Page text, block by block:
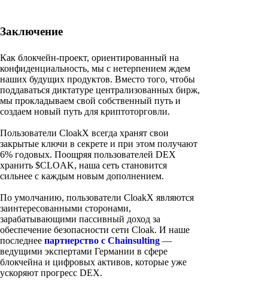
Заключение
Как блокчейн-проект, ориентированный на
конфиденциальность, мы с нетерпением ждем
наших будущих продуктов. Вместо того, чтобы
поддаваться диктатуре централизованных бирж,
мы прокладываем свой собственный путь и
создаем новый путь для криптоторговли.
Пользователи CloakX всегда хранят свои
закрытые ключи в секрете и при этом получают
6% годовых. Поощряя пользователей DEX
хранить $CLOAK, наша сеть становится
сильнее с каждым новым дополнением.
По умолчанию, пользователи CloakX являются
заинтересованными сторонами,
зарабатывающими пассивный доход за
обеспечение безопасности сети Cloak. И наше
последнее партнерство с Chainsulting —
ведущими экспертами Германии в сфере
блокчейна и цифровых активов, которые уже
ускоряют прогресс DEX.